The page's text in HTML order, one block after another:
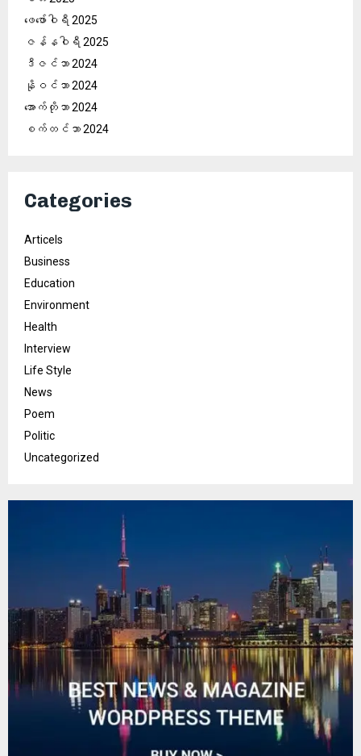
ဖေ‌ဖော်ဝါရီ 2025
ဇန်နဝါရီ 2025
ဒီဇင်ဘာ 2024
နိုဝင်ဘာ 2024
အောက်တိုဘာ 2024
စက်တင်ဘာ 2024
Categories
Articels
Business
Education
Environment
Health
Interview
Life Style
News
Poem
Politic
Uncategorized